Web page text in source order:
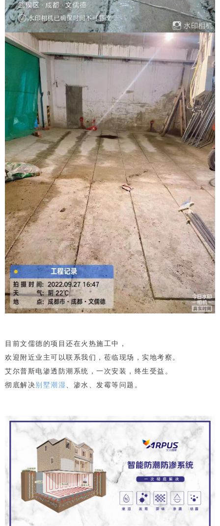
目前文儒德的项目还在火热施工中，
欢迎附近业主可以联系我们，莅临现场，实地考察。
艾尔普斯电渗透防潮系统，一次安装，终生受益。
彻底解决别墅潮湿 、渗水、发霉等问题。